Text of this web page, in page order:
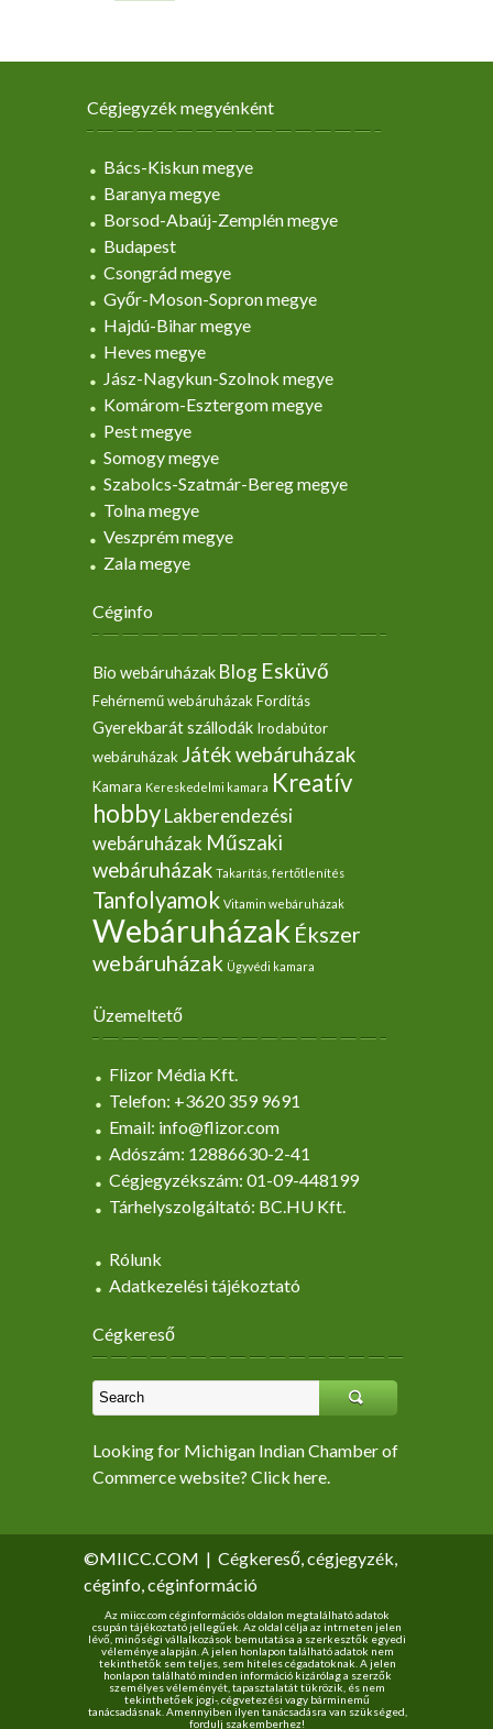
Cégjegyzék megyénként
Bács-Kiskun megye
Baranya megye
Borsod-Abaúj-Zemplén megye
Budapest
Csongrád megye
Győr-Moson-Sopron megye
Hajdú-Bihar megye
Heves megye
Jász-Nagykun-Szolnok megye
Komárom-Esztergom megye
Pest megye
Somogy megye
Szabolcs-Szatmár-Bereg megye
Tolna megye
Veszprém megye
Zala megye
Céginfo
Bio webáruházak Blog Esküvő
Fehérnemű webáruházak Fordítás
Gyerekbarát szállodák Irodabútor
webáruházak Játék webáruházak
Kamara Kereskedelmi kamara Kreatív
hobbyLakberendezési
webáruházak Műszaki
webáruházak Takarítás, fertőtlenítés
Tanfolyamok Vitamin webáruházak
Webáruházak Ékszer
webáruházak Ügyvédi kamara
Üzemeltető
Flizor Média Kft.
Telefon: +3620 359 9691
Email: info@flizor.com
Adószám: 12886630-2-41
Cégjegyzékszám: 01-09-448199
Tárhelyszolgáltató: BC.HU Kft.
Rólunk
Adatkezelési tájékoztató
Cégkereső
Looking for Michigan Indian Chamber of
Commerce website? Click here.
©MIICC.COM | Cégkereső, cégjegyzék,
céginfo, céginformáció
Az miicc.com céginformációs oldalon megtalálható adatok
csupán tájékoztató jellegűek. Az oldal célja az intrneten jelen
lévő, minőségi vállalkozások bemutatása a szerkesztők egyedi
véleménye alapján. A jelen honlapon található adatok nem
tekinthetők sem teljes, sem hiteles cégadatoknak. A jelen
honlapon található minden információ kizárólag a szerzők
személyes véleményét, tapasztalatát tükrözik, és nem
tekinthetőek jogi-, cégvetezési vagy bárminemű
tanácsadásnak. Amennyiben ilyen tanácsadásra van szükséged,
fordulj szakemberhez!